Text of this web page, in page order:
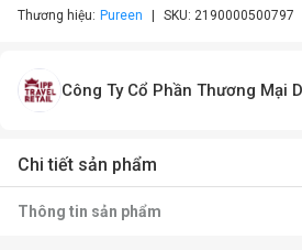
Thương hiệu: Pureen SKU: 2190000500797
Công Ty Cổ Phần Thương Mại
Chi tiết sản phẩm
Thông tin sản phẩm